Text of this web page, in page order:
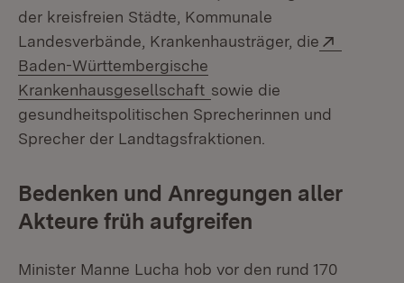
der kreisfreien Städte, Kommunale
Landesverbände, Krankenhausträger, die
Baden-Württembergische
Krankenhausgesellschaft (Öffnet in neuem Fenster)
sowie die
gesundheitspolitischen Sprecherinnen und
Sprecher der Landtagsfraktionen.
Bedenken und Anregungen aller
Akteure früh aufgreifen
Minister Manne Lucha hob vor den rund 170